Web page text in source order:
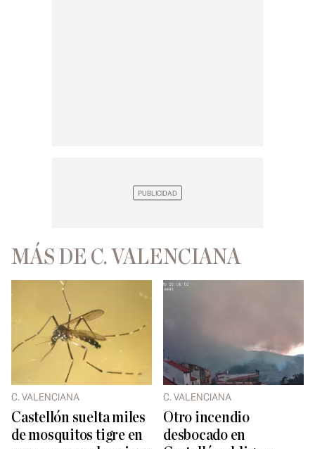
MÁS DE C. VALENCIANA
C. VALENCIANA
Castellón suelta miles
de mosquitos tigre en
C. VALENCIANA
Otro incendio
desbocado en